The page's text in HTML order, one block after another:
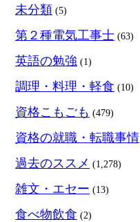
未分類 (5)
第２種電気工事士 (63)
英語の勉強 (1)
調理・料理・軽食 (10)
資格こもごも (479)
資格の就職・転職事情
過去のススメ (1,278)
雑文・エセー (13)
食べ物飲食 (2)